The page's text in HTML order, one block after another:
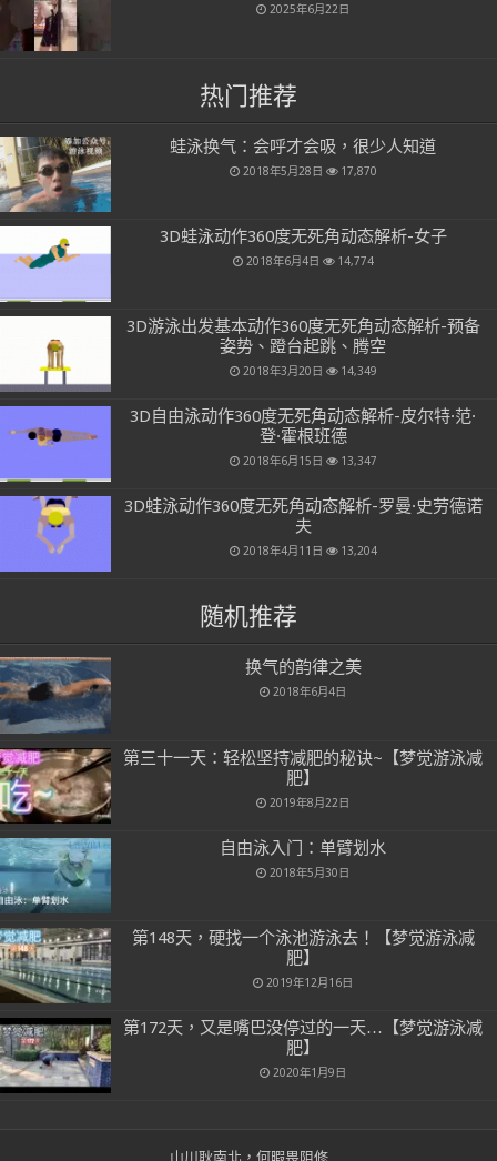
2025年6月22日
热门推荐
蛙泳换气：会呼才会吸，很少人知道
2018年5月28日 17,870
3D蛙泳动作360度无死角动态解析-女子
2018年6月4日 14,774
3D游泳出发基本动作360度无死角动态解析-预备
姿势、蹬台起跳、腾空
2018年3月20日 14,349
3D自由泳动作360度无死角动态解析-皮尔特·范·
登·霍根班德
2018年6月15日 13,347
3D蛙泳动作360度无死角动态解析-罗曼·史劳德诺
夫
2018年4月11日 13,204
随机推荐
换气的韵律之美
2018年6月4日
第三十一天：轻松坚持减肥的秘诀~【梦觉游泳减
肥】
2019年8月22日
自由泳入门：单臂划水
2018年5月30日
第148天，硬找一个泳池游泳去！【梦觉游泳减
肥】
2019年12月16日
第172天，又是嘴巴没停过的一天…【梦觉游泳减
肥】
2020年1月9日
山川耿南北，何暇畏阻修